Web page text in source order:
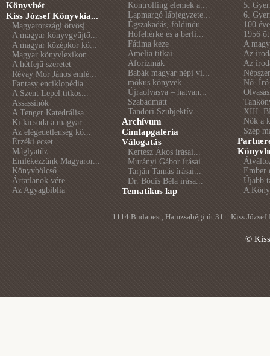
Könyvhét
Kiss József Könyvkia...
Magyarországi ötvösj...
A magyar könyvgyűjtő...
A magyar középkor kö...
Magyar könyvlexikon
A hétfejű szeretet
Révay Mór János emlé...
Fantasy enciklopédia...
A Szent Lepel titkos...
Assassinók
A Tenger Katedrálisa...
Ki kicsoda a magyar ...
Az elégedetlenség kö...
Érzéki ecset
Máglyatűz
Emlékezzünk Magyaror...
Könyvbölcső
Ártatlanok vére
Az Agyagbiblia
Kontrolling elemek a...
Lapmargó lábjegyzete...
Égszakadás, földindu...
Hófehérke és a berli...
Fátima keze
Amelia titkai
Aforizmák
Babák magyar népi vi...
mókus könyvek
Újraolvasva – hatvan...
Szabadmatt
Tandori Szubjektív
Archívum
Címlapgaléria
Válogatás
Kertész Ákos írásai...
Murányi Gábor írásai...
Tarján Tamás írásai...
Dr. Bódis Béla írása...
Tematikus lap
5.
6.
100
1956
A
Az
Az
Nő.
XIII.
Nők a
Szép
Ember
Újabb
A
1114 Budapest, Hamzsabégi út 31. | Kiss
©